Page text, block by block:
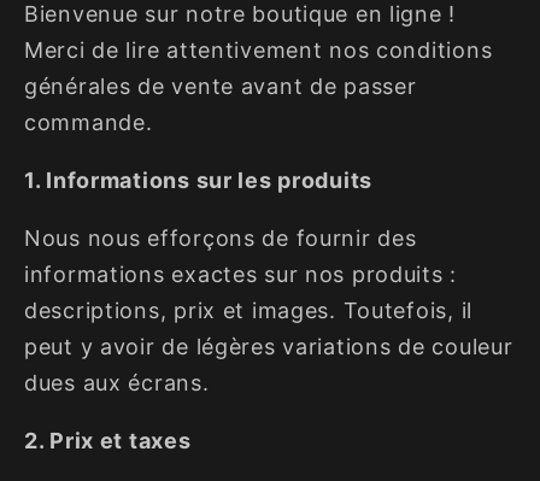
Bienvenue sur notre boutique en ligne !
Merci de lire attentivement nos conditions
générales de vente avant de passer
commande.
1. Informations sur les produits
Nous nous efforçons de fournir des
informations exactes sur nos produits :
descriptions, prix et images. Toutefois, il
peut y avoir de légères variations de couleur
dues aux écrans.
2. Prix et taxes